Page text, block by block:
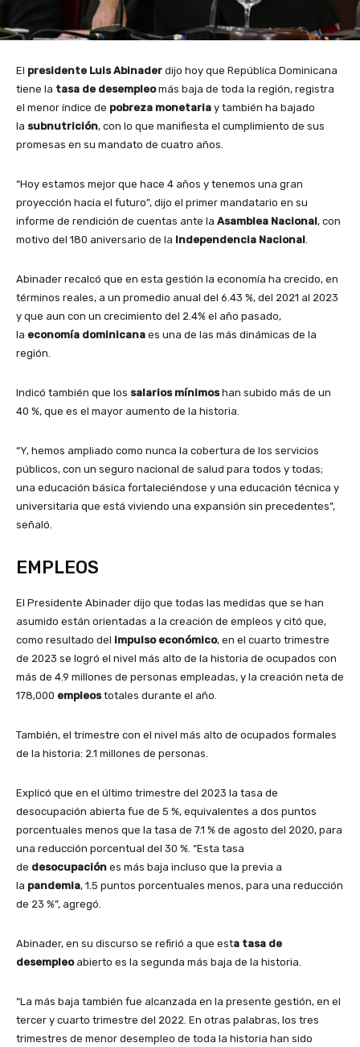
El presidente Luis Abinader dijo hoy que República Dominicana
tiene la tasa de desempleomás baja de toda la región, registra
el menor índice de pobreza monetaria y también ha bajado
la subnutrición, con lo que manifiesta el cumplimiento de sus
promesas en su mandato de cuatro años.
“Hoy estamos mejor que hace 4 años y tenemos una gran
proyección hacia el futuro”, dijo el primer mandatario en su
informe de rendición de cuentas ante la Asamblea Nacional, con
motivo del 180 aniversario de la Independencia Nacional
Abinader recalcó que en esta gestión la economía ha crecido, en
términos reales, a un promedio anual del 6.43 %, del 2021 al 2023
y que aun con un crecimiento del 2.4% el año pasado,
la economía dominicana es una de las más dinámicas de la
región.
Indicó también que los salarios mínimoshan subido más de un
40 %, que es el mayor aumento de la historia.
“Y, hemos ampliado como nunca la cobertura de los servicios
públicos, con un seguro nacional de salud para todos y todas;
una educación básica fortaleciéndose y una educación técnica y
universitaria que está viviendo una expansión sin precedentes”,
señaló.
EMPLEOS
El Presidente Abinader dijo que todas las medidas que se han
asumido están orientadas a la creación de empleos y citó que,
como resultado del impulso económico, en el cuarto trimestre
de 2023 se logró el nivel más alto de la historia de ocupados con
más de 4.9 millones de personas empleadas, y la creación neta de
178,000 empleostotales durante el año.
También, el trimestre con el nivel más alto de ocupados formales
de la historia: 2.1 millones de personas.
Explicó que en el último trimestre del 2023 la tasa de
desocupación abierta fue de 5 %, equivalentes a dos puntos
porcentuales menos que la tasa de 7.1 % de agosto del 2020, para
una reducción porcentual del 30 %. “Esta tasa
de desocupación es más baja incluso que la previa a
la pandemia, 1.5 puntos porcentuales menos, para una reducción
de 23 %”, agregó.
Abinader, en su discurso se refirió a que esta tasa de
desempleoabierto es la segunda más baja de la historia.
“La más baja también fue alcanzada en la presente gestión, en el
tercer y cuarto trimestre del 2022. En otras palabras, los tres
trimestres de menor desempleo de toda la historia han sido